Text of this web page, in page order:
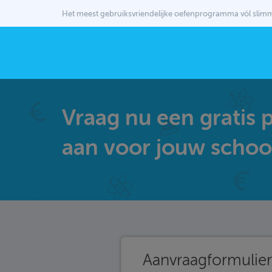
Het meest gebruiksvriendelijke oefenprogramma vól
Vraag nu een gratis
aan voor jouw